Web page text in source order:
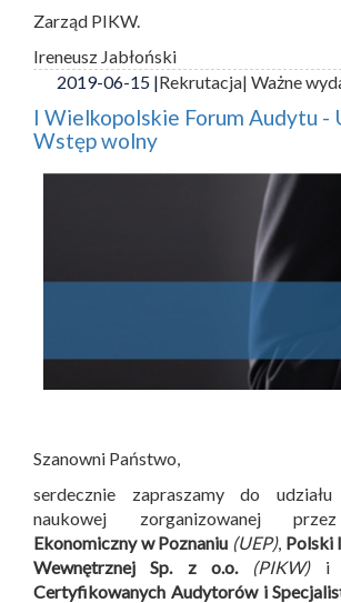
Zarząd PIKW.
Ireneusz Jabłoński
2019-06-15 |Rekrutacja| Ważne
I Wielkopolskie Forum Audytu -
Wstęp wolny
Szanowni Państwo,
serdecznie zapraszamy do
naukowej zorganizowanej
Ekonomiczny w Poznaniu (UEP), Polski
Wewnętrznej Sp. z o.o.
(PIKW)
Certyfikowanych Audytorów i